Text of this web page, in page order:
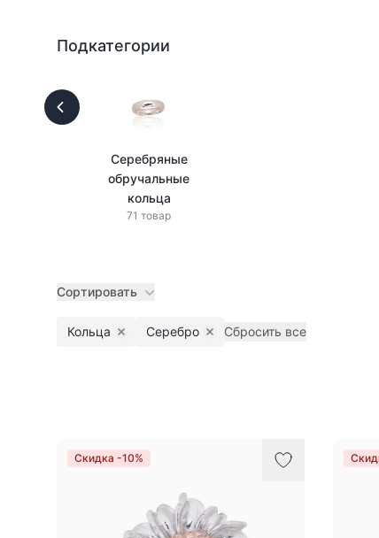
Подкатегории
Серебряные
обручальные
кольца
71 товар
Сортировать
Кольца Remove filter
Серебро Remove filter
Сбросить все
Скидка -10%